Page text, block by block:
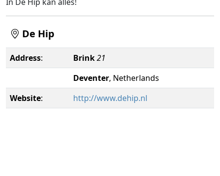
De Hip
Address: Brink21
Deventer, Netherlands
Website: http://www.dehip.nl